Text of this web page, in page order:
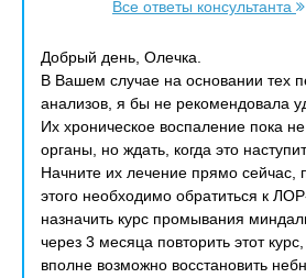
Все ответы консультанта
Добрый день, Олечка.
В Вашем случае на основании тех
анализов, я бы не рекомендовала
Их хроническое воспаление пока
органы, но ждать, когда это
Начните их лечение прямо сейчас,
этого необходимо обратиться к
назначить курс промывания
через 3 месяца повторить этот
вполне возможно восстановить